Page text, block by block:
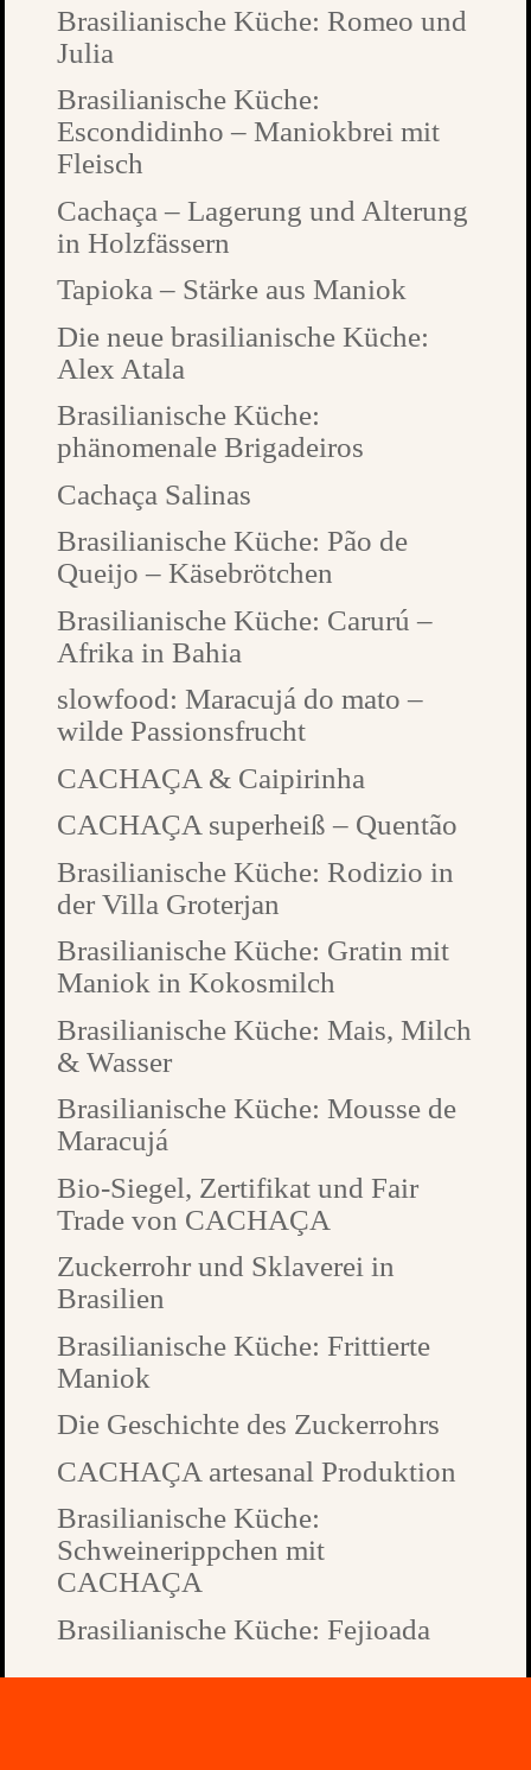
Brasilianische Küche: Romeo und
Julia
Brasilianische Küche:
Escondidinho – Maniokbrei mit
Fleisch
Cachaça – Lagerung und Alterung
in Holzfässern
Tapioka – Stärke aus Maniok
Die neue brasilianische Küche:
Alex Atala
Brasilianische Küche:
phänomenale Brigadeiros
Cachaça Salinas
Brasilianische Küche: Pão de
Queijo – Käsebrötchen
Brasilianische Küche: Carurú –
Afrika in Bahia
slowfood: Maracujá do mato –
wilde Passionsfrucht
CACHAÇA & Caipirinha
CACHAÇA superheiß – Quentão
Brasilianische Küche: Rodizio in
der Villa Groterjan
Brasilianische Küche: Gratin mit
Maniok in Kokosmilch
Brasilianische Küche: Mais, Milch
& Wasser
Brasilianische Küche: Mousse de
Maracujá
Bio-Siegel, Zertifikat und Fair
Trade von CACHAÇA
Zuckerrohr und Sklaverei in
Brasilien
Brasilianische Küche: Frittierte
Maniok
Die Geschichte des Zuckerrohrs
CACHAÇA artesanal Produktion
Brasilianische Küche:
Schweinerippchen mit
CACHAÇA
Brasilianische Küche: Fejioada